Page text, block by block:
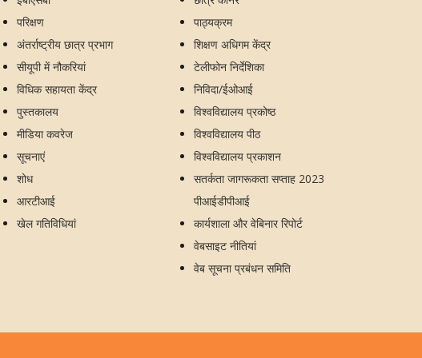
परिक्षण
अंतर्राष्ट्रीय छात्र प्रभाग
सीयूपी में नौकरियां
विधिक सहायता केंद्र
पुस्तकालय
मीडिया कवरेज
सूचनाएं
शोध
आरटीआई
खेल गतिविधियां
पाठ्यक्रम
शिक्षण अधिगम केंद्र
टेलीफोन निर्देशिका
निविदा/ईओआई
विश्वविद्यालय प्रकोष्ठ
विश्वविद्यालय पीठ
विश्वविद्यालय प्रकाशन
सतर्कता जागरूकता सप्ताह 2023
पीआईडीपीआई
कार्यशाला और वेबिनार रिपोर्ट
वेबसाइट नीतियां
वेब सूचना प्रबंधन समिति